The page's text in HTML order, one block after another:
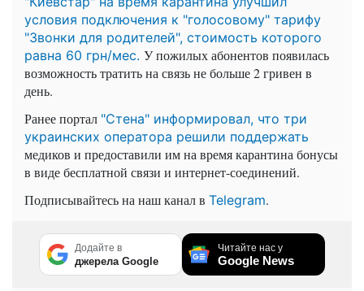
условия подключения к "голосовому" тарифу
"Звонки для родителей", стоимость которого
равна 60 грн/мес. У пожилых абонентов появилась
возможность тратить на связь не больше 2 гривен в
день.
Ранее портал "Стена" информировал, что три
украинских оператора решили поддержать
медиков и предоставили им на время карантина бонусы
в виде бесплатной связи и интернет-соединений.
Подписывайтесь на наш канал в Telegram.
Додайте в
джерела Google
Читайте нас у
Google News